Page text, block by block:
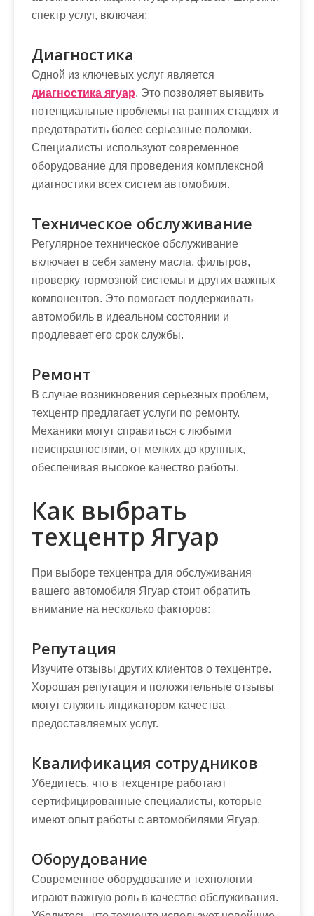
спектр услуг, включая:
Диагностика
Одной из ключевых услуг является
диагностика ягуар. Это позволяет выявить
потенциальные проблемы на ранних стадиях и
предотвратить более серьезные поломки.
Специалисты используют современное
оборудование для проведения комплексной
диагностики всех систем автомобиля.
Техническое обслуживание
Регулярное техническое обслуживание
включает в себя замену масла, фильтров,
проверку тормозной системы и других важных
компонентов. Это помогает поддерживать
автомобиль в идеальном состоянии и
продлевает его срок службы.
Ремонт
В случае возникновения серьезных проблем,
техцентр предлагает услуги по ремонту.
Механики могут справиться с любыми
неисправностями, от мелких до крупных,
обеспечивая высокое качество работы.
Как выбрать
техцентр Ягуар
При выборе техцентра для обслуживания
вашего автомобиля Ягуар стоит обратить
внимание на несколько факторов:
Репутация
Изучите отзывы других клиентов о техцентре.
Хорошая репутация и положительные отзывы
могут служить индикатором качества
предоставляемых услуг.
Квалификация сотрудников
Убедитесь, что в техцентре работают
сертифицированные специалисты, которые
имеют опыт работы с автомобилями Ягуар.
Оборудование
Современное оборудование и технологии
играют важную роль в качестве обслуживания.